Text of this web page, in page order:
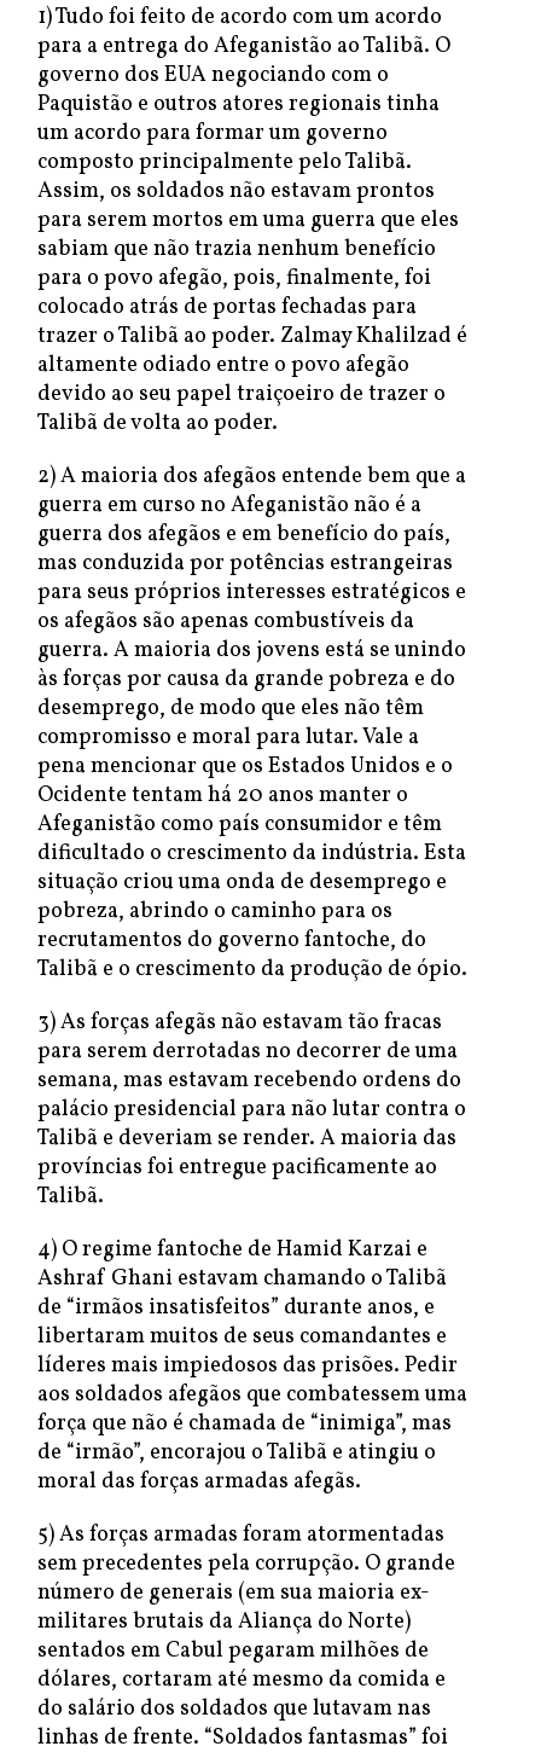
1) Tudo foi feito de acordo com um acordo
para a entrega do Afeganistão ao Talibã. O
governo dos EUA negociando com o
Paquistão e outros atores regionais tinha
um acordo para formar um governo
composto principalmente pelo Talibã.
Assim, os soldados não estavam prontos
para serem mortos em uma guerra que eles
sabiam que não trazia nenhum benefício
para o povo afegão, pois, finalmente, foi
colocado atrás de portas fechadas para
trazer o Talibã ao poder. Zalmay Khalilzad é
altamente odiado entre o povo afegão
devido ao seu papel traiçoeiro de trazer o
Talibã de volta ao poder.
2) A maioria dos afegãos entende bem que a
guerra em curso no Afeganistão não é a
guerra dos afegãos e em benefício do país,
mas conduzida por potências estrangeiras
para seus próprios interesses estratégicos e
os afegãos são apenas combustíveis da
guerra. A maioria dos jovens está se unindo
às forças por causa da grande pobreza e do
desemprego, de modo que eles não têm
compromisso e moral para lutar. Vale a
pena mencionar que os Estados Unidos e o
Ocidente tentam há 20 anos manter o
Afeganistão como país consumidor e têm
dificultado o crescimento da indústria. Esta
situação criou uma onda de desemprego e
pobreza, abrindo o caminho para os
recrutamentos do governo fantoche, do
Talibã e o crescimento da produção de ópio.
3) As forças afegãs não estavam tão fracas
para serem derrotadas no decorrer de uma
semana, mas estavam recebendo ordens do
palácio presidencial para não lutar contra o
Talibã e deveriam se render. A maioria das
províncias foi entregue pacificamente ao
Talibã.
4) O regime fantoche de Hamid Karzai e
Ashraf Ghani estavam chamando o Talibã
de “irmãos insatisfeitos” durante anos, e
libertaram muitos de seus comandantes e
líderes mais impiedosos das prisões. Pedir
aos soldados afegãos que combatessem uma
força que não é chamada de “inimiga”, mas
de “irmão”, encorajou o Talibã e atingiu o
moral das forças armadas afegãs.
5) As forças armadas foram atormentadas
sem precedentes pela corrupção. O grande
número de generais (em sua maioria ex-
militares brutais da Aliança do Norte)
sentados em Cabul pegaram milhões de
dólares, cortaram até mesmo da comida e
do salário dos soldados que lutavam nas
linhas de frente. “Soldados fantasmas” foi